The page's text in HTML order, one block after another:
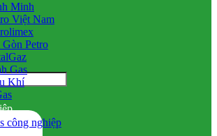
Minh
Việt Nam
Gòn Petro
Gas
Khí
công nghiệp